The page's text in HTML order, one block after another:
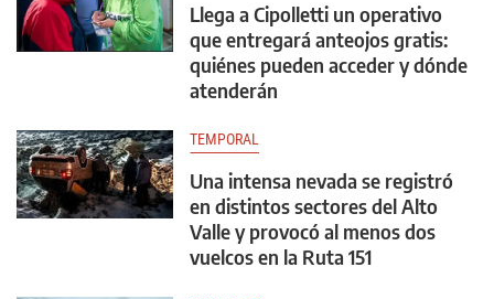
Llega a Cipolletti un operativo
que entregará anteojos gratis:
quiénes pueden acceder y dónde
atenderán
TEMPORAL
Una intensa nevada se registró
en distintos sectores del Alto
Valle y provocó al menos dos
vuelcos en la Ruta 151